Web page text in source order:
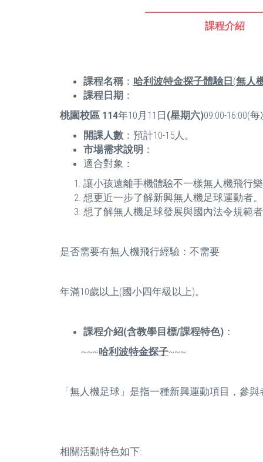
課程介紹
課程名稱 ： 哈利波特金探子體驗日 (無人
課程日期 ：
桃園校區 114年10月11日 (星期六)09:00-16:00(
開課人數 ：預計10-15人。
市場需求說明 ：
適合對象：
讓小孩遠離手機體驗不一樣無人機飛行樂
想更近一步了解新興無人機足球運動者。
想了解無人機足球發展與國內法令規範
是否需要有無人機飛行經驗：不需要
年滿10歲以上(國小四年級以上)。
課程介紹(含教學目標/課程特色) ：
~~~哈利波特金探子~~~
「無人機足球」是指一種新興運動項目，參
相關活動特色如下: